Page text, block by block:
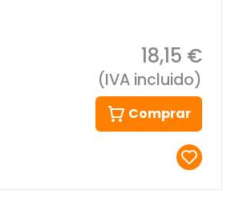
18,15 €
(IVA incluido)
Comprar